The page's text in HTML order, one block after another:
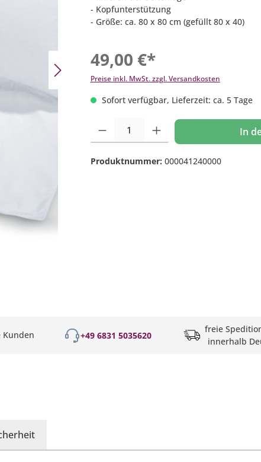
- Kopfunterstützung
- Größe: ca. 80 x 80 cm (gefüllt 80 x 40)
49,00 €*
Preise inkl. MwSt. zzgl. Versandkosten
Sofort verfügbar, Lieferzeit: ca. 5 Tage
Produkt Anzahl: Gib den gewünschten Wert ein
In
Produktnummer: 000041240000
Kunden +49 6831 5035620
freie
innerhalb